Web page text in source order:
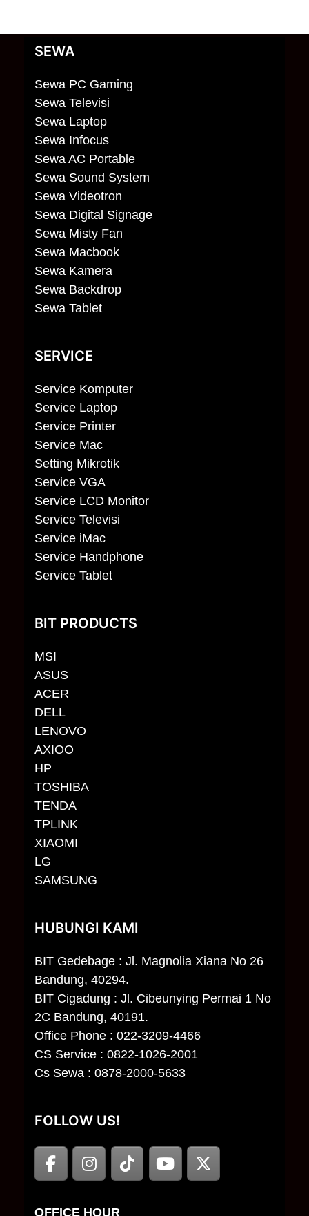
SEWA
Sewa PC Gaming
Sewa Televisi
Sewa Laptop
Sewa Infocus
Sewa AC Portable
Sewa Sound System
Sewa Videotron
Sewa Digital Signage
Sewa Misty Fan
Sewa Macbook
Sewa Kamera
Sewa Backdrop
Sewa Tablet
SERVICE
Service Komputer
Service Laptop
Service Printer
Service Mac
Setting Mikrotik
Service VGA
Service LCD Monitor
Service Televisi
Service iMac
Service Handphone
Service Tablet
BIT PRODUCTS
MSI
ASUS
ACER
DELL
LENOVO
AXIOO
HP
TOSHIBA
TENDA
TPLINK
XIAOMI
LG
SAMSUNG
HUBUNGI KAMI
BIT Gedebage : Jl. Magnolia Xiana No 26
Bandung, 40294.
BIT Cigadung : Jl. Cibeunying Permai 1 No
2C Bandung, 40191.
Office Phone : 022-3209-4466
CS Service : 0822-1026-2001
Cs Sewa : 0878-2000-5633
FOLLOW US!
OFFICE HOUR